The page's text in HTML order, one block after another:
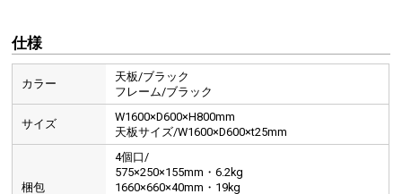
仕様
カラー
天板/ブラック
フレーム/ブラック
サイズ
W1600×D600×H800mm
天板サイズ/W1600×D600×t25mm
梱包
4個口/
575×250×155mm・6.2kg
1660×660×40mm・19kg